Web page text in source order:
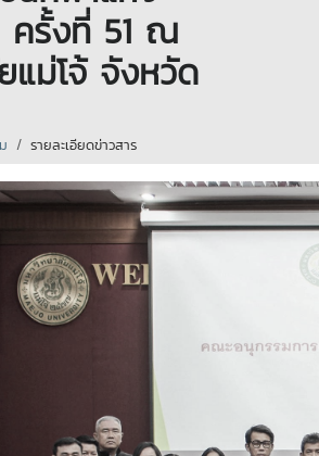
ครั้งที่ 51 ณ
แม่โจ้ จังหวัด
รายละเอียดข่าวสาร